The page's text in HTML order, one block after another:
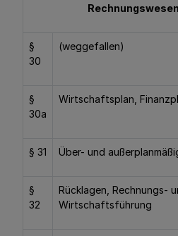
§
30
(weggefallen)
§
30a
Wirtschaftsplan,
§ 31 Über- und
§
32
Rücklagen, Rechnungs-
Wirtschaftsführung